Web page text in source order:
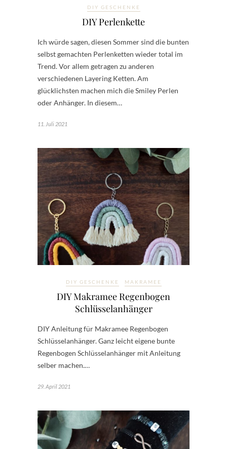
DIY GESCHENKE
DIY Perlenkette
Ich würde sagen, diesen Sommer sind die bunten
selbst gemachten Perlenketten wieder total im
Trend. Vor allem getragen zu anderen
verschiedenen Layering Ketten. Am
glücklichsten machen mich die Smiley Perlen
oder Anhänger. In diesem…
11. Juli 2021
DIY GESCHENKE MAKRAMEE
DIY Makramee Regenbogen
Schlüsselanhänger
DIY Anleitung für Makramee Regenbogen
Schlüsselanhänger. Ganz leicht eigene bunte
Regenbogen Schlüsselanhänger mit Anleitung
selber machen.…
29. April 2021